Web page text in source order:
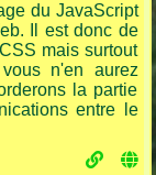
du JavaScript
Il est donc de
mais surtout
n'en aurez
la partie
entre le